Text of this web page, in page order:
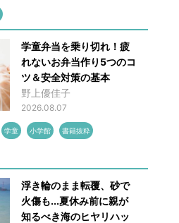
学童弁当を乗り切れ！疲
れないお弁当作り5つのコ
ツ＆安全対策の基本
野上優佳子
2026.08.07
学童 小学館 書籍抜粋
浮き輪のまま転覆、砂で
火傷も...夏休み前に親が
知るべき海のヒヤリハッ